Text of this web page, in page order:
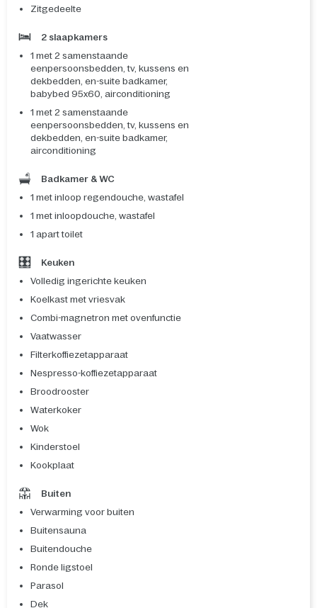
Zitgedeelte
2 slaapkamers
1 met 2 samenstaande
eenpersoonsbedden, tv, kussens en
dekbedden, en-suite badkamer,
babybed 95x60, airconditioning
1 met 2 samenstaande
eenpersoonsbedden, tv, kussens en
dekbedden, en-suite badkamer,
airconditioning
Badkamer & WC
1 met inloop regendouche, wastafel
1 met inloopdouche, wastafel
1 apart toilet
Keuken
Volledig ingerichte keuken
Koelkast met vriesvak
Combi-magnetron met ovenfunctie
Vaatwasser
Filterkoffiezetapparaat
Nespresso-koffiezetapparaat
Broodrooster
Waterkoker
Wok
Kinderstoel
Kookplaat
Buiten
Verwarming voor buiten
Buitensauna
Buitendouche
Ronde ligstoel
Parasol
Dek